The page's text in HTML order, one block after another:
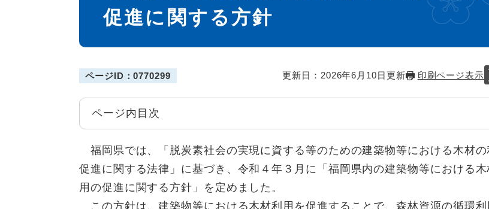
促進に関する方針
ページID：0770299 更新日：2026年6月10日更新 印刷ページ表示
ページ内目次
福岡県では、「脱炭素社会の実現に資する等のための建築物等における木材の
促進に関する法律」に基づき、令和４年３月に「福岡県内の建築物等における木
用の促進に関する方針」を定めました。
この方針は、建築物等における木材利用を促進することで、森林資源の循環利